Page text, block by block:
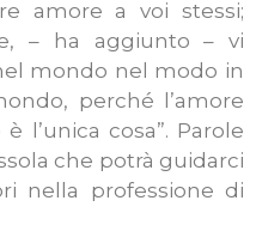
amore a voi stessi;
– ha aggiunto – vi
mondo nel modo in
perché l’amore
l’unica cosa”. Parole
che potrà guidarci
nella professione di